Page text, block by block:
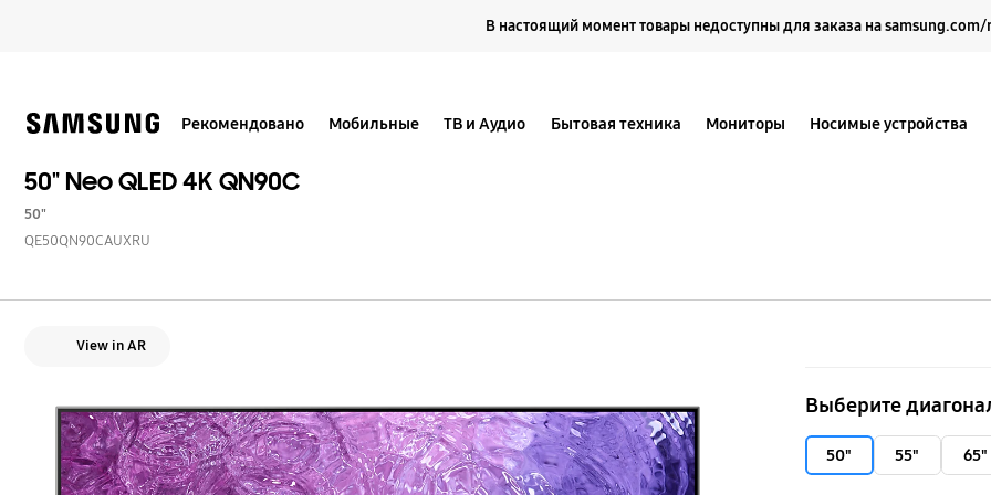
В настоящий момент товары недоступны для заказа на samsung.com/
Рекомендовано Мобильные ТВ и Аудио Бытовая техника Мониторы Носимые устройства
50" Neo QLED 4K QN90C
50"
QE50QN90CAUXRU
QLED
4K
View in AR
Выберите
50" 55" 65"